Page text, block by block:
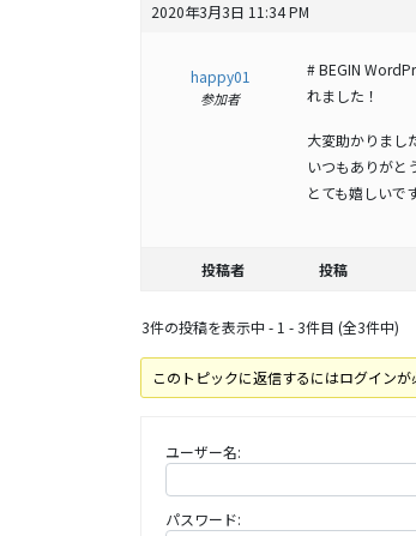
2020年3月3日 11:34 PM
happy01
参加者
# BEGIN
れました！
大変助かりまし
いつもありがと
とても嬉しいで
投稿者 投稿
3件の投稿を表示中 - 1 - 3件目 (全3件中)
このトピックに返信するにはログインが
ユーザー名:
パスワード: